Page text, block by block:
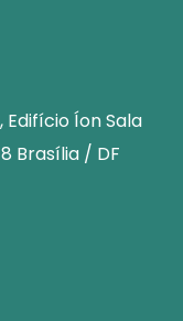
Edifício Íon Sala
Brasília / DF